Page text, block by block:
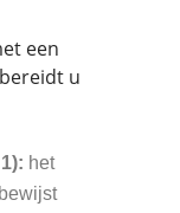
een
u
het